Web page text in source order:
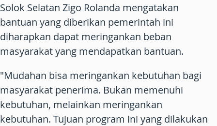
Solok Selatan Zigo Rolanda mengatakan
bantuan yang diberikan pemerintah ini
diharapkan dapat meringankan beban
masyarakat yang mendapatkan bantuan.
"Mudahan bisa meringankan kebutuhan bagi
masyarakat penerima. Bukan memenuhi
kebutuhan, melainkan meringankan
kebutuhan. Tujuan program ini yang dilakukan